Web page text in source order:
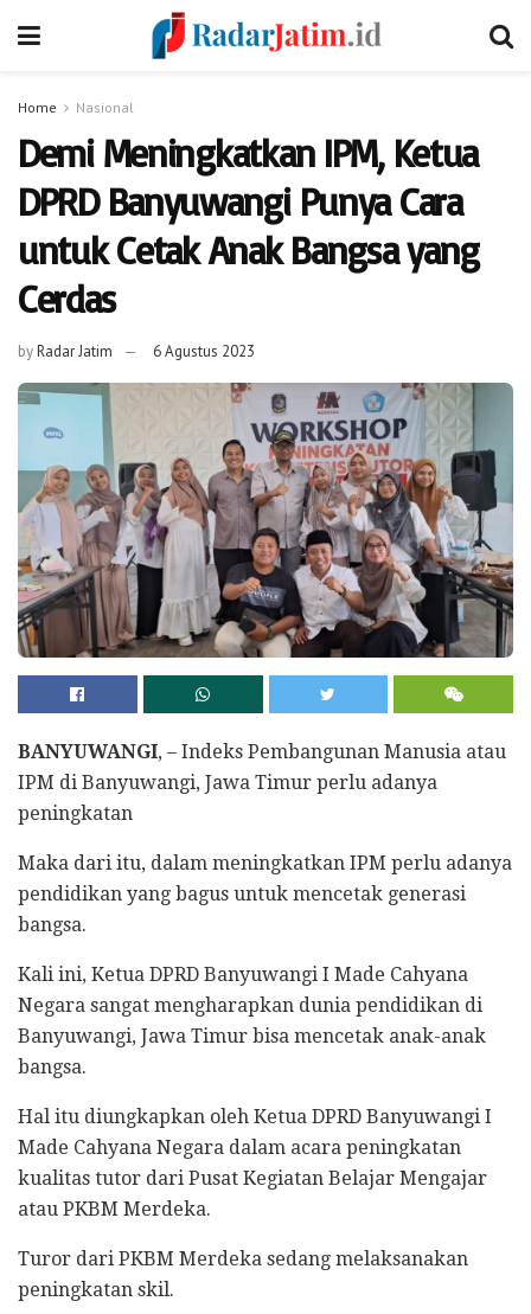
Home Nasional
Demi Meningkatkan IPM, Ketua
DPRD Banyuwangi Punya Cara
untuk Cetak Anak Bangsa yang
Cerdas
byRadar Jatim 6 Agustus 2023
BANYUWANGI, – Indeks Pembangunan Manusia atau
IPM di Banyuwangi, Jawa Timur perlu adanya
peningkatan
Maka dari itu, dalam meningkatkan IPM perlu adanya
pendidikan yang bagus untuk mencetak generasi
bangsa.
Kali ini, Ketua DPRD Banyuwangi I Made Cahyana
Negara sangat mengharapkan dunia pendidikan di
Banyuwangi, Jawa Timur bisa mencetak anak-anak
bangsa.
Hal itu diungkapkan oleh Ketua DPRD Banyuwangi I
Made Cahyana Negara dalam acara peningkatan
kualitas tutor dari Pusat Kegiatan Belajar Mengajar
atau PKBM Merdeka.
Turor dari PKBM Merdeka sedang melaksanakan
peningkatan skil.